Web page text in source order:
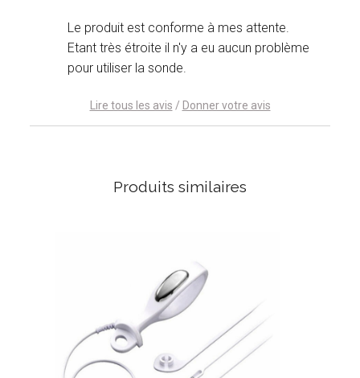
Le produit est conforme à mes attente.
Etant très étroite il n'y a eu aucun problème
pour utiliser la sonde.
Lire tous les avis / Donner votre avis
Produits similaires